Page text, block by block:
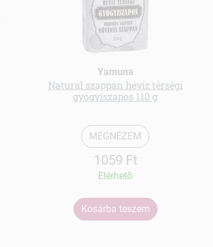
Yamuna
Natural szappan hévíz térségi
gyógyiszapos 110 g
MEGNÉZEM
1059 Ft
Elérhetõ
Kosárba teszem